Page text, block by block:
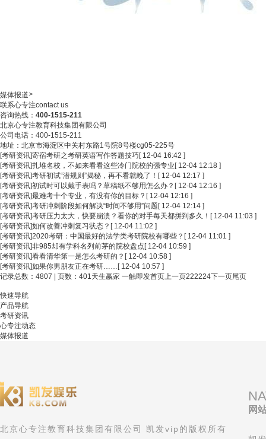
媒体报道>
联系心专注contact us
咨询热线： 400-1515-211
北京心专注教育科技集团有限公司
公司电话：400-1515-211
地址：北京市海淀区中关村东路1号院8号楼cg05-225号
[考研资讯]寄宿考研之考研英语写作答题技巧[ 12-04 16:42 ]
[考研资讯]扎堆名校，不如来看看这些冷门院校的强专业 [ 12-04 12:18 ]
[考研资讯]考研初试“潜规则”揭秘，再不看就晚了！ [ 12-04 12:17 ]
[考研资讯]初试时可以戴手表吗？草稿纸不够用怎么办？ [ 12-04 12:16 ]
[考研资讯]最难考十个专业，有没有你的目标？ [ 12-04 12:16 ]
[考研资讯]考研冲刺阶段如何解决“时间不够用”问题 [ 12-04 12:14 ]
[考研资讯]考研压力太大，快要崩溃？看你的对手每天都拼到多久！ [ 12-04 11:03 ]
[考研资讯]如何改善冲刺复习状态？ [ 12-04 11:02 ]
[考研资讯]2020考研：中国最好的法学类考研院校有哪些？ [ 12-04 11:01 ]
[考研资讯]非985却有学科名列前茅的院校盘点 [ 12-04 10:59 ]
[考研资讯]看看清华第一是怎么考研的？ [ 12-04 10:58 ]
[考研资讯]如果你男朋友正在考研…… [ 12-04 10:57 ]
记录总数：4807 | 页数：401天生赢家 一触即发首页上一页222224下一页尾页
快速导航
产品导航
考研资讯
心专注动态
媒体报道
北京心专注教育科技集团有限公司 凯发vip的版权所有
网